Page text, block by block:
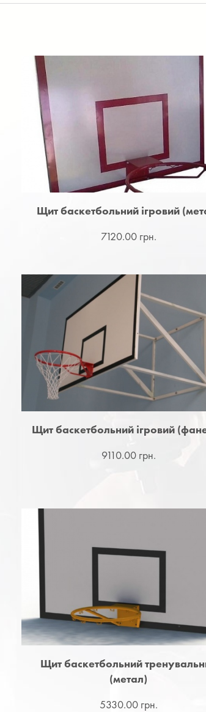
Щит баскетбольний ігровий
7120.00 грн.
Щит баскетбольний ігровий
9110.00 грн.
Щит баскетбольний
(метал)
5330.00 грн.